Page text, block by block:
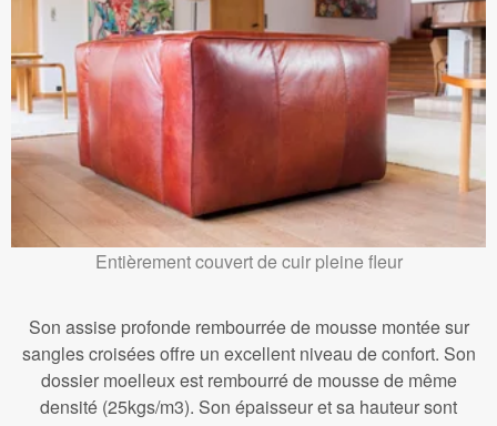
Entièrement couvert de cuir pleine fleur
Son assise profonde rembourrée de mousse montée sur
sangles croisées offre un excellent niveau de confort. Son
dossier moelleux est rembourré de mousse de même
densité (25kgs/m3). Son épaisseur et sa hauteur sont